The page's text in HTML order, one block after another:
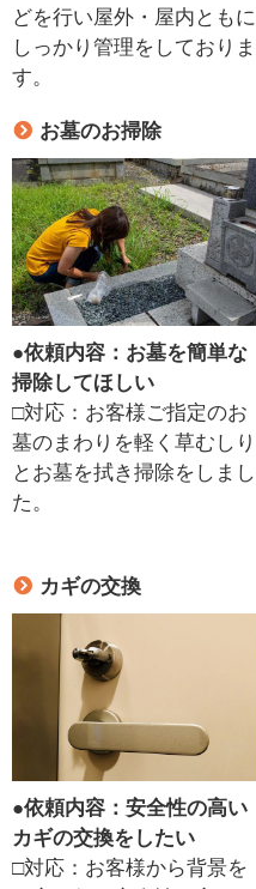
どを行い屋外・屋内ともに
しっかり管理をしておりま
す。
お墓のお掃除
●依頼内容：お墓を簡単な
掃除してほしい
□対応：お客様ご指定のお
墓のまわりを軽く草むしり
とお墓を拭き掃除をしまし
た。
カギの交換
●依頼内容：安全性の高い
カギの交換をしたい
□対応：お客様から背景を